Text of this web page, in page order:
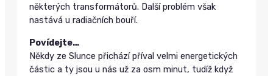
některých transformátorů. Další problém však
nastává u radiačních bouří.
Povídejte…
Někdy ze Slunce přichází příval velmi energetických
částic a ty jsou u nás už za osm minut, tudíž když